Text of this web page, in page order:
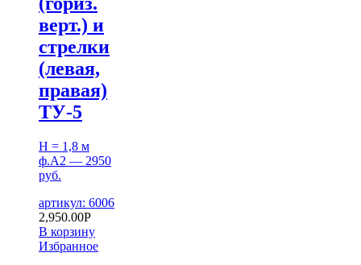
верт.) и
стрелки
(левая,
правая)
ТУ-5
H = 1,8 м
ф.А2 — 2950
руб.
артикул: 6006
2,950.00Р
В корзину
Избранное